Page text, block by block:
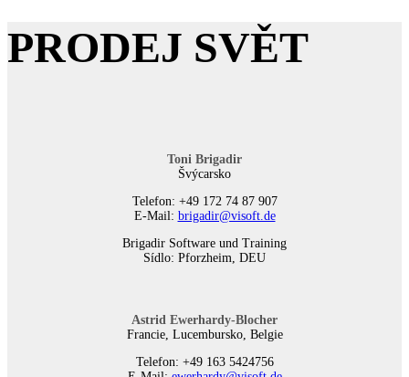
PRODEJ SVĚT
Toni Brigadir
Švýcarsko
Telefon: +49 172 74 87 907
E-Mail: brigadir@visoft.de
Brigadir Software und Training
Sídlo: Pforzheim, DEU
Astrid Ewerhardy-Blocher
Francie, Lucembursko, Belgie
Telefon: +49 163 5424756